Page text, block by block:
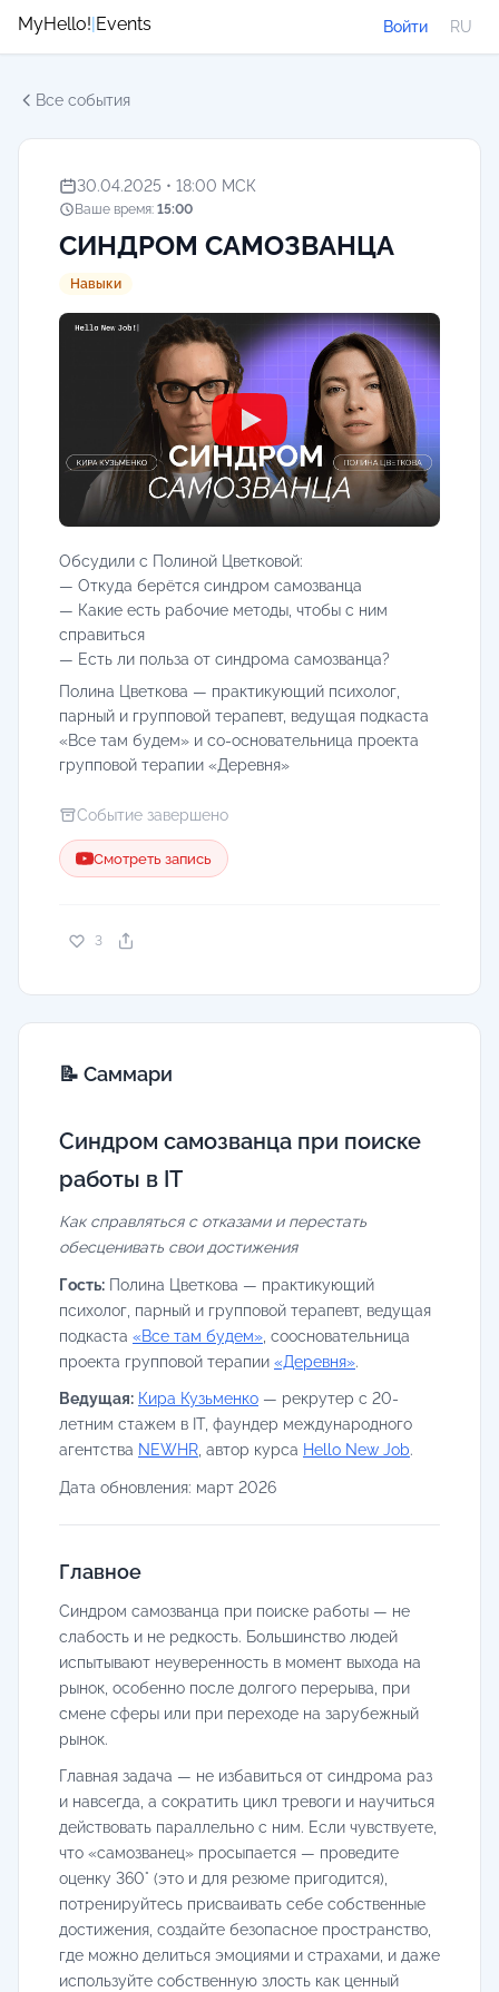
MyHello!|Events Войти RU
Все события
30.04.2025 • 18:00 МСК
Ваше время: 15:00
СИНДРОМ САМОЗВАНЦА
Навыки
Обсудили с Полиной Цветковой:
— Откуда берётся синдром самозванца
— Какие есть рабочие методы, чтобы с ним
справиться
— Есть ли польза от синдрома самозванца?
Полина Цветкова — практикующий психолог,
парный и групповой терапевт, ведущая подкаста
«Все там будем» и со-основательница проекта
групповой терапии «Деревня»
Событие завершено
Смотреть запись
3
📝 Саммари
Синдром самозванца при поиске
работы в IT
Как справляться с отказами и перестать
обесценивать свои достижения
Гость: Полина Цветкова — практикующий
психолог, парный и групповой терапевт, ведущая
подкаста «Все там будем» , соосновательница
проекта групповой терапии «Деревня».
Ведущая: Кира Кузьменко — рекрутер с 20-
летним стажем в IT, фаундер международного
агентства NEWHR , автор курса Hello New Job.
Дата обновления: март 2026
Главное
Синдром самозванца при поиске работы — не
слабость и не редкость. Большинство людей
испытывают неуверенность в момент выхода на
рынок, особенно после долгого перерыва, при
смене сферы или при переходе на зарубежный
рынок.
Главная задача — не избавиться от синдрома раз
и навсегда, а сократить цикл тревоги и научиться
действовать параллельно с ним. Если чувствуете,
что «самозванец» просыпается — проведите
оценку 360° (это и для резюме пригодится),
потренируйтесь присваивать себе собственные
достижения, создайте безопасное пространство,
где можно делиться эмоциями и страхами, и даже
используйте собственную злость как ценный